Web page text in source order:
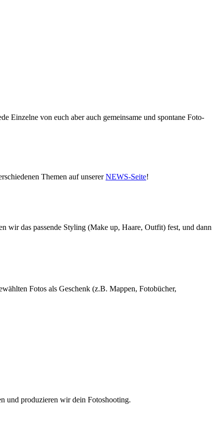
Einzelne von euch aber auch gemeinsame und spontane Foto-
Themen auf unsererNEWS-Seite!
wir das passende Styling (Make up, Haare, Outfit) fest, und dann
Fotos als Geschenk (z.B. Mappen, Fotobücher,
und produzieren wir dein Fotoshooting.